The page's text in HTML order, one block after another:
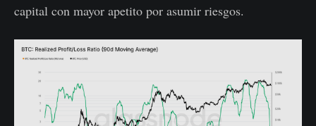
capital con mayor apetito por asumir riesgos.